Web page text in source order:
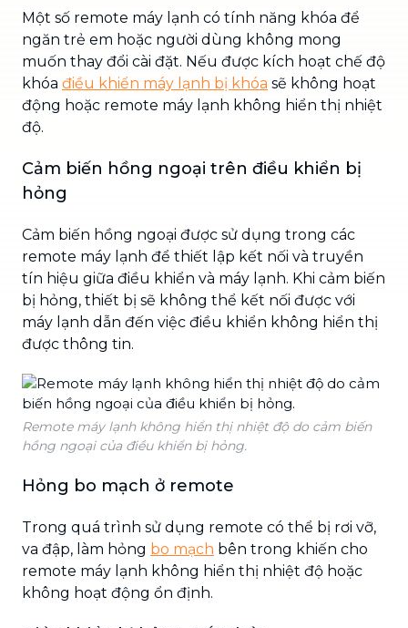
Một số remote máy lạnh có tính năng khóa để
ngăn trẻ em hoặc người dùng không mong
muốn thay đổi cài đặt. Nếu được kích hoạt chế độ
khóa điều khiển máy lạnh bị khóa sẽ không hoạt
động hoặc remote máy lạnh không hiển thị nhiệt
độ.
Cảm biến hồng ngoại trên điều khiển bị
hỏng
Cảm biến hồng ngoại được sử dụng trong các
remote máy lạnh để thiết lập kết nối và truyền
tín hiệu giữa điều khiển và máy lạnh. Khi cảm biến
bị hỏng, thiết bị sẽ không thể kết nối được với
máy lạnh dẫn đến việc điều khiển không hiển thị
được thông tin.
Remote máy lạnh không hiển thị nhiệt độ do cảm biến
hồng ngoại của điều khiển bị hỏng.
Hỏng bo mạch ở remote
Trong quá trình sử dụng remote có thể bị rơi vỡ,
va đập, làm hỏng bo mạch bên trong khiến cho
remote máy lạnh không hiển thị nhiệt độ hoặc
không hoạt động ổn định.